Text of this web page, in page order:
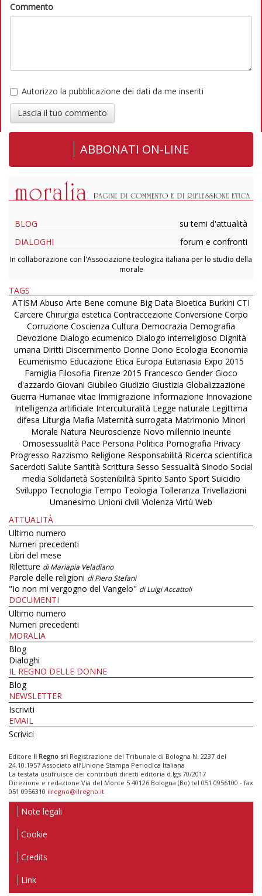
Commento
Autorizzo la pubblicazione dei dati da me inseriti
Lascia il tuo commento
ABBONATI ON-LINE
BLOG
su temi d'attualità
DIALOGHI
forum e confronti
In collaborazione con l'Associazione teologica italiana per lo studio della
morale
TAGS
ATISM Abuso Arte Bene comune Big Data Bioetica Burkini CTI
Carcere Chirurgia estetica Contraccezione Conversione Corpo
Corruzione Coscienza Cultura Democrazia Demografia
Devozione Dialogo ecumenico Dialogo interreligioso Dignità
umana Diritti Discernimento Donne Dono Ecologia Economia
Ecumenismo Educazione Etica Europa Eutanasia Expo 2015
Famiglia Filosofia Firenze 2015 Francesco Gender Gioco
d'azzardo Giovani Giubileo Giudizio Giustizia Globalizzazione
Guerra Humanae vitae Immigrazione Informazione Innovazione
Intelligenza artificiale Interculturalità Legge naturale Legittima
difesa Liturgia Mafia Maternità surrogata Matrimonio Minori
Morale Natura Neuroscienze Novo millennio ineunte
Omosessualità Pace Persona Politica Pornografia Privacy
Progresso Razzismo Religione Responsabilità Ricerca scientifica
Sacerdoti Salute Santità Scrittura Sesso Sessualità Sinodo Social
media Solidarietà Sostenibilità Spirito Santo Sport Suicidio
Sviluppo Tecnologia Tempo Teologia Tolleranza Trivellazioni
Umanesimo Unioni civili Violenza Virtù Web
ATTUALITÀ
Ultimo numero
Numeri precedenti
Libri del mese
Riletture di Mariapia Veladiano
Parole delle religioni di Piero Stefani
"Io non mi vergogno del Vangelo" di Luigi Accattoli
DOCUMENTI
Ultimo numero
Numeri precedenti
MORALIA
Blog
Dialoghi
IL REGNO DELLE DONNE
Blog
NEWSLETTER
Iscriviti
EMAIL
Scrivici
Editore Il Regno srl Registrazione del Tribunale di Bologna N. 2237 del
24.10.1957 Associato all’Unione Stampa Periodica Italiana
La testata usufruisce dei contributi diretti editoria d.lgs 70/2017
Direzione e redazione Via del Monte 5 40126 Bologna (Bo) tel 051 0956100 - fax
051 0956310 ilregno@ilregno.it
Note legali
Cookie
Credits
Link